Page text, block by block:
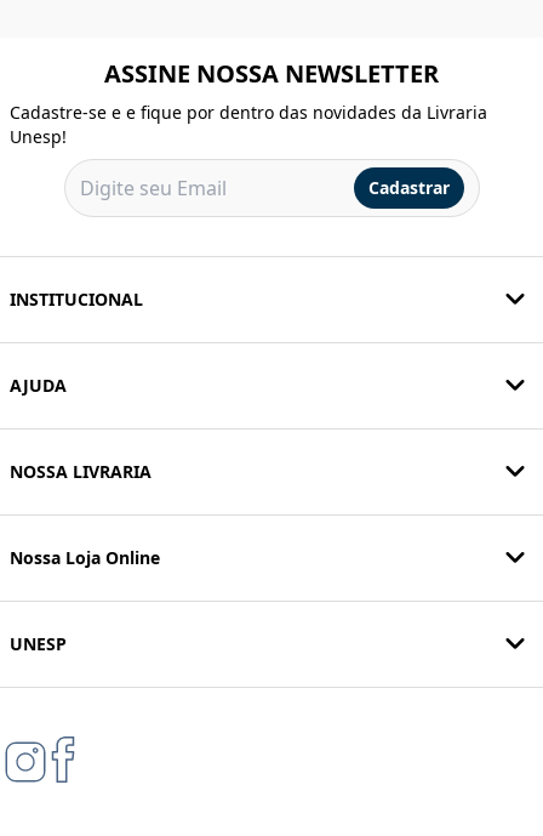
ASSINE NOSSA NEWSLETTER
Cadastre-se e e fique por dentro das novidades da Livraria
Unesp!
Cadastrar
INSTITUCIONAL
AJUDA
NOSSA LIVRARIA
Nossa Loja Online
UNESP